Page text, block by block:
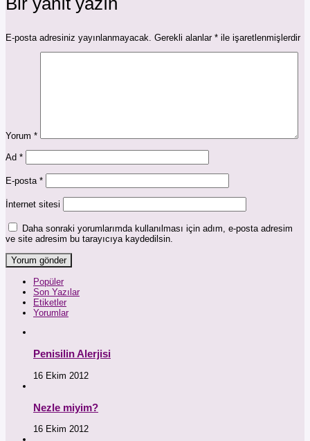
E-posta adresiniz yayınlanmayacak. Gerekli alanlar * ile işaretlenmişlerdir
Yorum *
Ad *
E-posta *
İnternet sitesi
Daha sonraki yorumlarımda kullanılması için adım, e-posta adresim
ve site adresim bu tarayıcıya kaydedilsin.
Popüler
Son Yazılar
Etiketler
Yorumlar
Penisilin Alerjisi
16 Ekim 2012
Nezle miyim?
16 Ekim 2012